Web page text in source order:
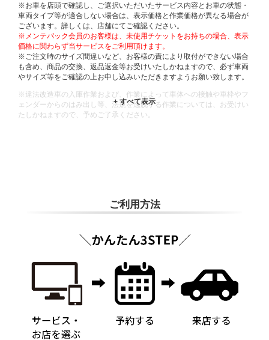
※お車を店頭で確認し、ご選択いただいたサービス内容とお車の状態・
車両タイプ等が適合しない場合は、表示価格と作業価格が異なる場合が
ございます。詳しくは、店舗にてご確認ください。
※メンテパック会員のお客様は、未使用チケットをお持ちの場合、表示
価格に関わらず当サービスをご利用頂けます。
※ご注文時のサイズ間違いなど、お客様の責により取付ができない場合
も含め、商品の交換、返品返金等お受けいたしかねますので、必ず車両
やサイズ等をご確認の上お申し込みいただきますようお願い致します。
※違法改造車の入庫作業および、作業によって車体への接触や車枠やフ
ェンダーからのはみ出し等、法規を逸脱する作業については、お受けい
たしかねますので、予めご了承ください。
ご利用方法